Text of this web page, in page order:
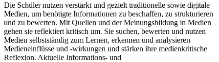
Die Schüler nutzen verstärkt und gezielt traditionelle sowie digitale
Medien, um benötigte Informationen zu beschaffen, zu strukturieren
und zu bewerten. Mit Quellen und der Meinungsbildung in Medien
gehen sie reflektiert kritisch um. Sie suchen, bewerten und nutzen
Medien selbstständig zum Lernen, erkennen und analysieren
Medieneinflüsse und -wirkungen und stärken ihre medienkritische
Reflexion. Aktuelle Informations- und